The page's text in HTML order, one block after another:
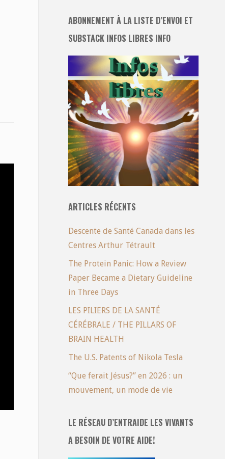
ABONNEMENT À LA LISTE D’ENVOI ET
SUBSTACK INFOS LIBRES INFO
ARTICLES RÉCENTS
Descente de Santé Canada dans les
Centres Arthur Tétrault
The Protein Panic: How a Review
Paper Became a Dietary Guideline
in Three Days
LES PILIERS DE LA SANTÉ
CÉRÉBRALE / THE PILLARS OF
BRAIN HEALTH
The U.S. Patents of Nikola Tesla
“Que ferait Jésus?” en 2026 : un
mouvement, un mode de vie
LE RÉSEAU D’ENTRAIDE LES VIVANTS
A BESOIN DE VOTRE AIDE!